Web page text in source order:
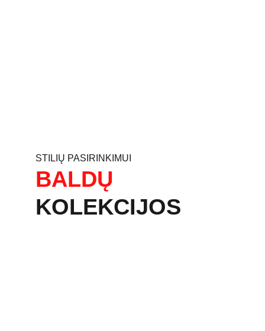
BALDŲ
KOLEKCIJOS
STILIŲ PASIRINKIMUI